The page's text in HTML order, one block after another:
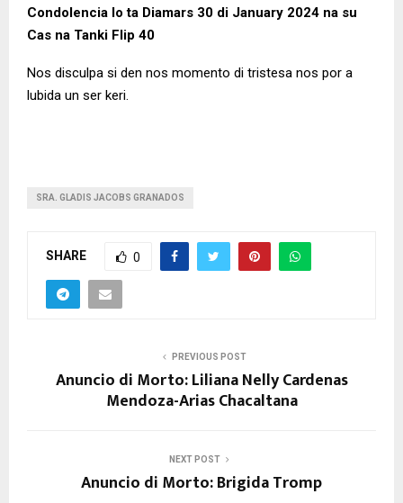
Condolencia lo ta Diamars 30 di January 2024 na su
Cas na Tanki Flip 40
Nos disculpa si den nos momento di tristesa nos por a
lubida un ser keri.
SRA. GLADIS JACOBS GRANADOS
SHARE 0
PREVIOUS POST
Anuncio di Morto: Liliana Nelly Cardenas
Mendoza-Arias Chacaltana
NEXT POST
Anuncio di Morto: Brigida Tromp